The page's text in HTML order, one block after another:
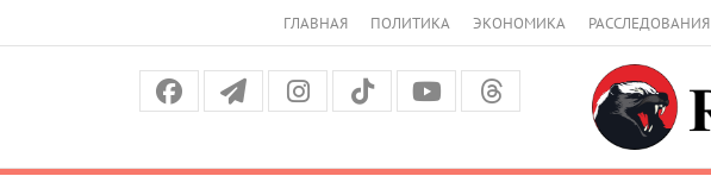
ГЛАВНАЯ ПОЛИТИКА ЭКОНОМИКА РАССЛЕДОВАНИЯ